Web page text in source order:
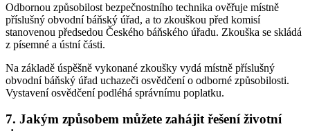
Odbornou způsobilost bezpečnostního technika ověřuje místně
příslušný obvodní báňský úřad, a to zkouškou před komisí
stanovenou předsedou Českého báňského úřadu. Zkouška se skládá
z písemné a ústní části.
Na základě úspěšně vykonané zkoušky vydá místně příslušný
obvodní báňský úřad uchazeči osvědčení o odborné způsobilosti.
Vystavení osvědčení podléhá správnímu poplatku.
7. Jakým způsobem můžete zahájit řešení životní